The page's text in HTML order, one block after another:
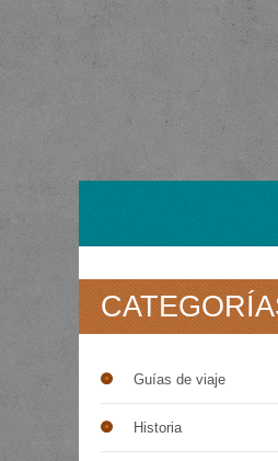
Guías de viaje
Historia